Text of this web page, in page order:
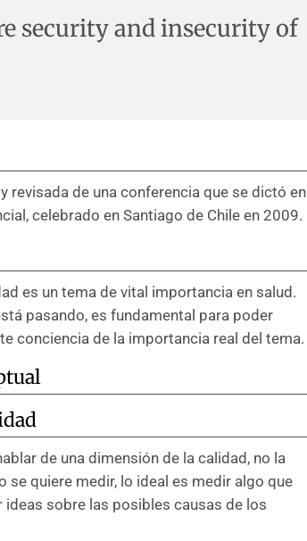
security and insecurity of
de una conferencia que se dictó en
celebrado en Santiago de Chile en 2009.
es un tema de vital importancia en salud.
pasando, es fundamental para poder
conciencia de la importancia real del tema.
de una dimensión de la calidad, no la
se quiere medir, lo ideal es medir algo que
sobre las posibles causas de los